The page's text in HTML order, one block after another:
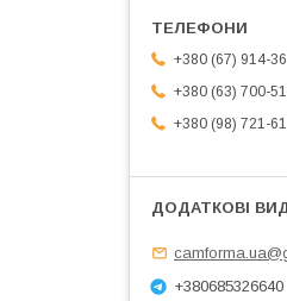
+380 (67) 914-
+380 (63) 700-
+380 (98) 721-
+380685326640